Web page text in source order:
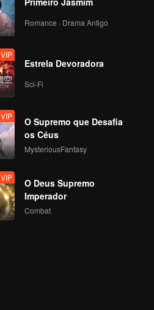
VIP
VIP EP13B: Mozachiko
VIP EP14A: Mozachiko
Romance · Drama Antigo
VIP
Estrela Devoradora
Sci-Fi
VIP
O Supremo que Desafia
os Céus
MysteriousFantasy
VIP
O Deus Supremo
Imperador
Combat